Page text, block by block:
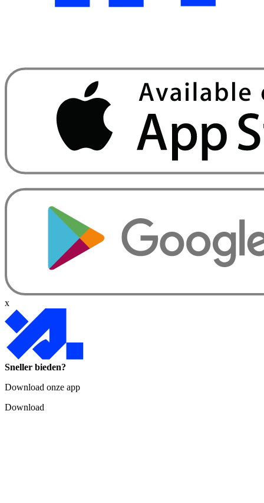
x
Sneller bieden?
Download onze app
Download